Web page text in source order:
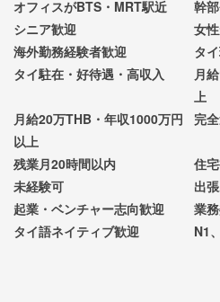
オフィスがBTS・MRT駅近
幹
シニア歓迎
女
海外勤務経験者歓迎
タ
タイ駐在・好待遇・高収入
月
上
月給20万THB・年収1000万円
以上
完
残業月20時間以内
住
未経験可
出
起業・ベンチャー志向歓迎
業
タイ語ネイティブ歓迎
N1